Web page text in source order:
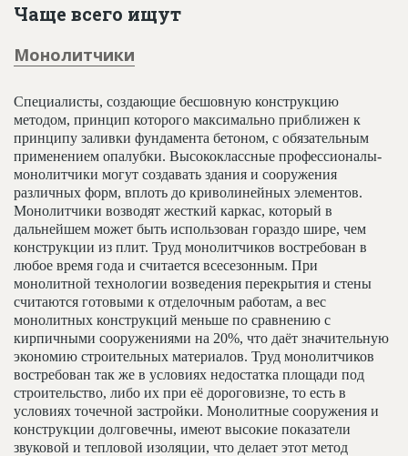
Контакты
Личный кабинет
Чаще всего ищут
Монолитчики
Специалисты, создающие бесшовную конструкцию
методом, принцип которого максимально приближен к
принципу заливки фундамента бетоном, с обязательным
применением опалубки. Высококлассные профессионалы-
монолитчики могут создавать здания и сооружения
различных форм, вплоть до криволинейных элементов.
Монолитчики возводят жесткий каркас, который в
дальнейшем может быть использован гораздо шире, чем
конструкции из плит. Труд монолитчиков востребован в
любое время года и считается всесезонным. При
монолитной технологии возведения перекрытия и стены
считаются готовыми к отделочным работам, а вес
монолитных конструкций меньше по сравнению с
кирпичными сооружениями на 20%, что даёт значительную
экономию строительных материалов. Труд монолитчиков
востребован так же в условиях недостатка площади под
строительство, либо их при её дороговизне, то есть в
условиях точечной застройки. Монолитные сооружения и
конструкции долговечны, имеют высокие показатели
звуковой и тепловой изоляции, что делает этот метод